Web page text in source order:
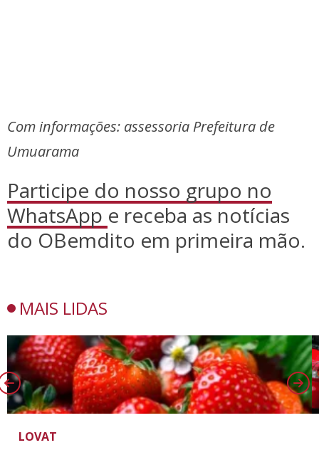
Com informações: assessoria Prefeitura de
Umuarama
Participe do nosso grupo no
WhatsApp e receba as notícias
do OBemdito em primeira mão.
MAIS LIDAS
LOVAT